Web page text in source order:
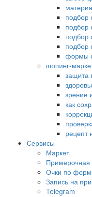
подбор
подбор
подбор
подбор
формы
шопинг-
защита
зрение
как
рецепт
Сервисы
Маркет
Примерочная
Очки по
Запись на
Telegram